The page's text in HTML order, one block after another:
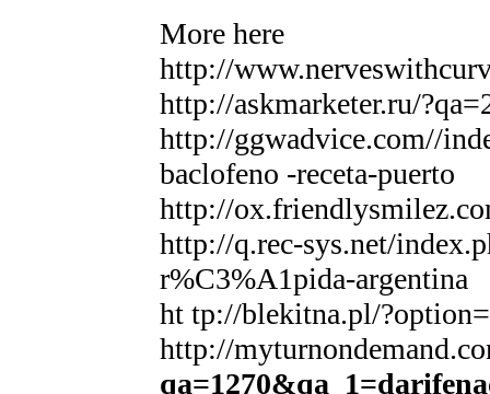
More here
http://
http://askmarketer.ru/
http://ggwadvice.com//
baclofeno -receta-puerto
http://
http://q.rec-sys.net/
r%C3%A1pida-argentina
ht tp://blekitna.pl/
http://